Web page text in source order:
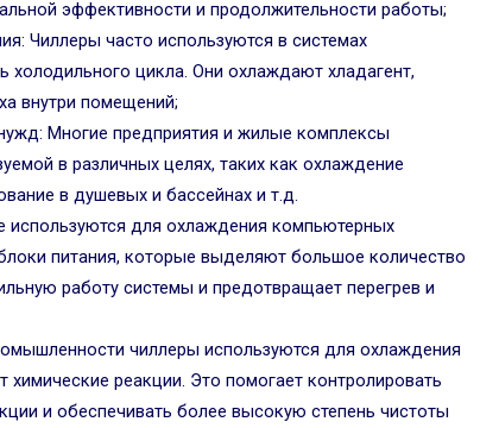
эффективности и продолжительности работы;
Чиллеры часто используются в системах
холодильного цикла. Они охлаждают хладагент,
внутри помещений;
Многие предприятия и жилые комплексы
в различных целях, таких как охлаждение
в душевых и бассейнах и т.д.
для охлаждения компьютерных
питания, которые выделяют большое количество
работу системы и предотвращает перегрев и
чиллеры используются для охлаждения
химические реакции. Это помогает контролировать
и обеспечивать более высокую степень чистоты